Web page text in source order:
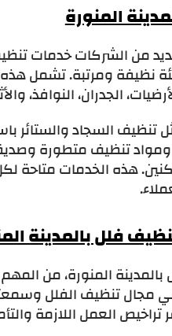
المنورة
من الشركات خدمات
نظيفة ومرتبة. تشمل هذه
الجدران، النوافذ،
السجاد والستائر
تنظيف متطورة
هذه الخدمات متاحة
فلل بالمدينة
بالمدينة المنورة، من
مجال تنظيف الفلل
العمل اللازمة